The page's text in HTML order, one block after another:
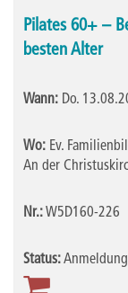
Pilates 60+ –
besten Alter
Wann: Do.
Wo: Ev.
An der
Nr.:W5D160-226
Status: